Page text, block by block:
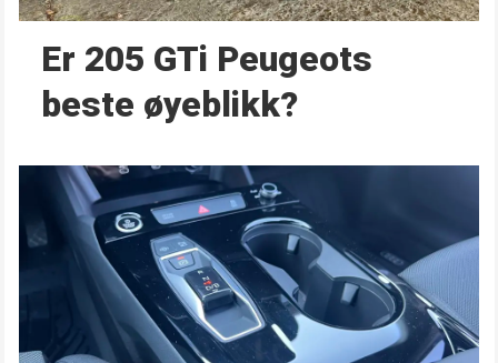
Er 205 GTi Peugeots
beste øyeblikk?